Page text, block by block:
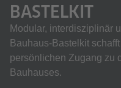
BASTELKIT
Modular, interdisziplinär
Bauhaus-Bastelkit
persönlichen Zugang zu
Bauhauses.